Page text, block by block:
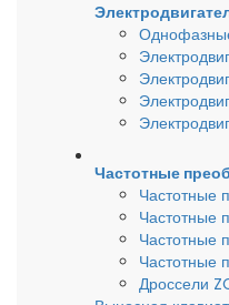
Частотные
Частотные
Частотные
Частотные
Частотные
Дроссели